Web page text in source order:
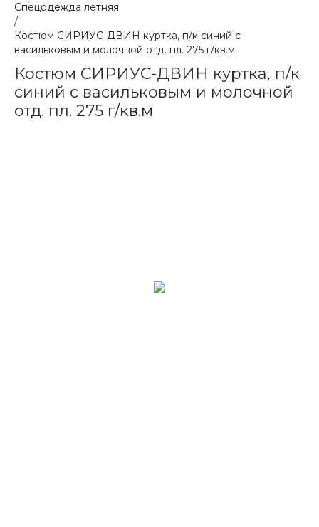
Спецодежда летняя
/
Костюм СИРИУС-ДВИН куртка, п/к синий с
васильковым и молочной отд. пл. 275 г/кв.м
Костюм СИРИУС-ДВИН куртка, п/к
синий с васильковым и молочной
отд. пл. 275 г/кв.м